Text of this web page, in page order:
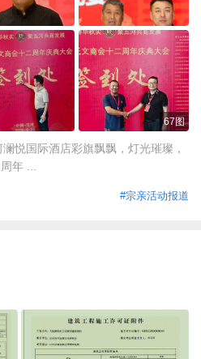
67图
悦国际酒店彩旗飘飘，灯光璀璨，
年 ...
#宗亲活动报道